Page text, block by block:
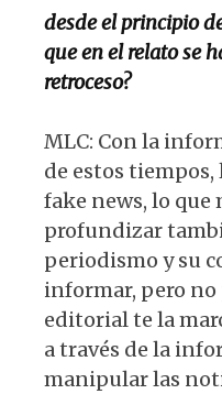
desde el principio
que en el relato se
retroceso?
MLC: Con la
de estos
fake news, lo que
profundizar
periodismo y su
informar, pero no
editorial te la
a través de la
manipular las